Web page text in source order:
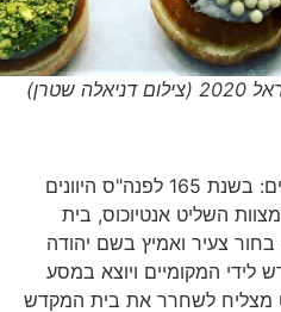
את סיפור החנוכה כולם מכירים: בשנת 165 לפנה"ס היוונים
השליט אנטיוכוס, בית
צעיר ואמיץ בשם יהודה
המקומיים ויוצא במסע
מצליח לשחרר את בית המקדש